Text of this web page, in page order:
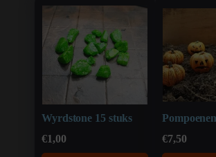
Wyrdstone 15 stuks
€1,00
€7,50